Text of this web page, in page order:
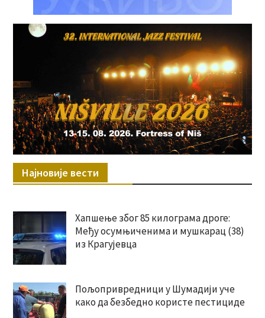
Најновије вести
Хапшење због 85 килограма дроге:
Међу осумњиченима и мушкарац (38)
из Крагујевца
Пољопривредници у Шумадији уче
како да безбедно користе пестициде